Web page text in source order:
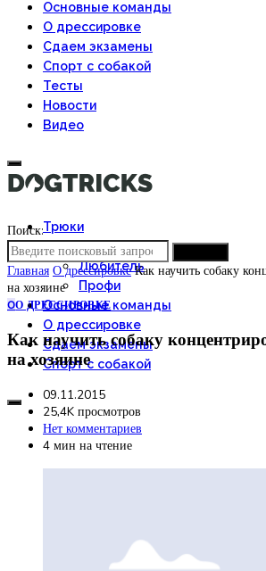
Основные команды
О дрессировке
Сдаем экзамены
Спорт с собакой
Тесты
Новости
Видео
Трюки
Новичок
Любитель
Профи
Основные команды
О дрессировке
Сдаем экзамены
Спорт с собакой
Поиск:
Главная О дрессировке Как научить собаку
на хозяине
ОО ДРЕССИРОВКЕ
Как научить собаку
на хозяине
09.11.2015
25,4K просмотров
Нет комментариев
4 мин на чтение